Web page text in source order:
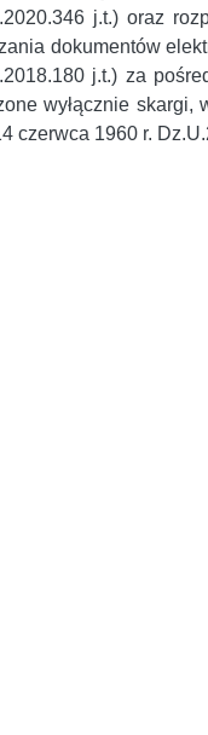
j.t.) oraz
dokumentów
j.t.) za
wyłącznie skargi,
czerwca 1960 r.